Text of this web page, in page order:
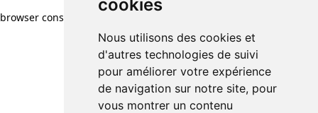
cookies
Nous utilisons des cookies et
d'autres technologies de suivi
pour améliorer votre expérience
de navigation sur notre site, pour
vous montrer un contenu
browser console for more information)